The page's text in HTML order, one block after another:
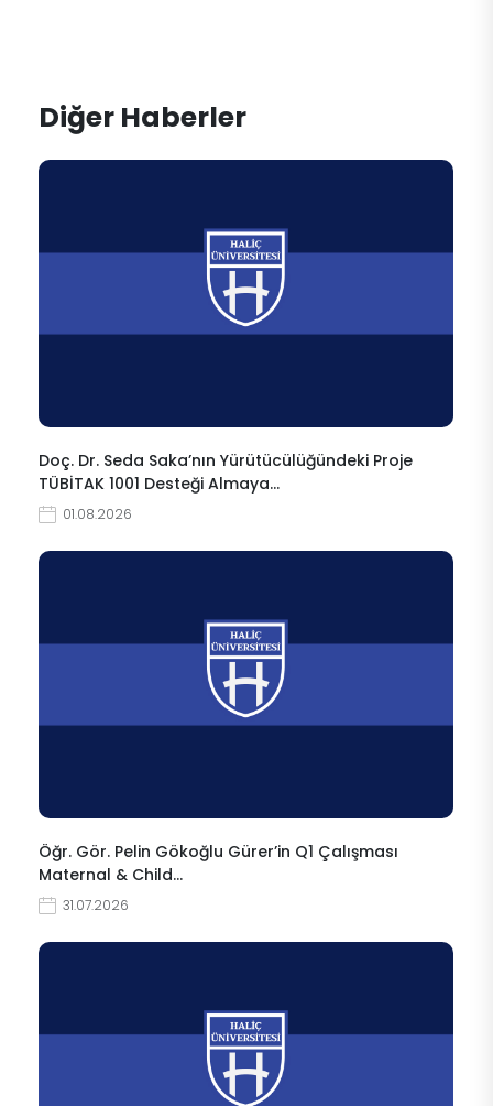
Diğer Haberler
Doç. Dr. Seda Saka’nın Yürütücülüğündeki Proje
TÜBİTAK 1001 Desteği Almaya…
01.08.2026
Öğr. Gör. Pelin Gökoğlu Gürer’in Q1 Çalışması
Maternal & Child…
31.07.2026